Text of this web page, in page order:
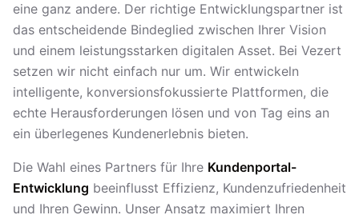
eine ganz andere. Der richtige Entwicklungspartner ist
das entscheidende Bindeglied zwischen Ihrer Vision
und einem leistungsstarken digitalen Asset. Bei Vezert
setzen wir nicht einfach nur um. Wir entwickeln
intelligente, konversionsfokussierte Plattformen, die
echte Herausforderungen lösen und von Tag eins an
ein überlegenes Kundenerlebnis bieten.
Die Wahl eines Partners für Ihre Kundenportal-
Entwicklung beeinflusst Effizienz, Kundenzufriedenheit
und Ihren Gewinn. Unser Ansatz maximiert Ihren